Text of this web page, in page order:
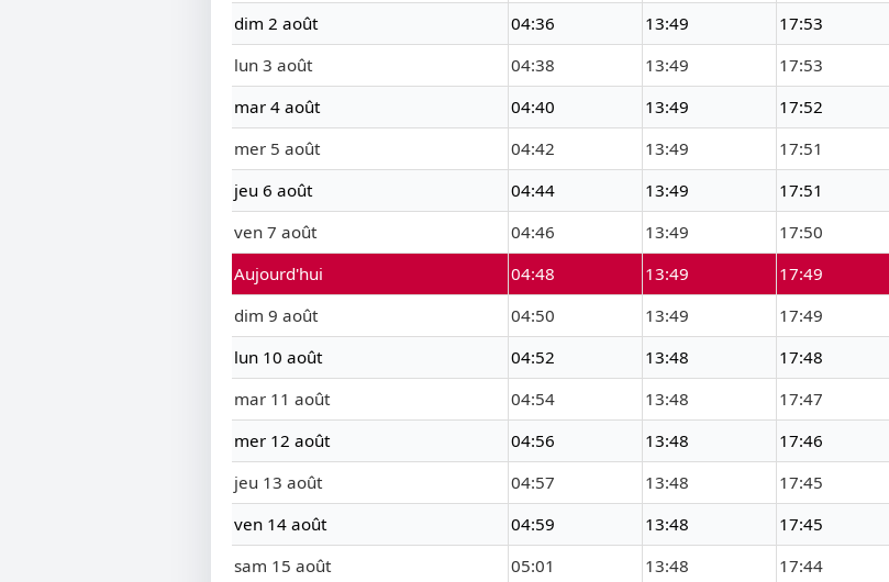
dim 2 août
04:36 13:49 17:53
lun 3 août
04:38 13:49 17:53
mar 4 août
04:40 13:49 17:52
mer 5 août
04:42 13:49 17:51
jeu 6 août
04:44 13:49 17:51
ven 7 août
04:46 13:49 17:50
Aujourd'hui
04:48 13:49 17:49
dim 9 août
04:50 13:49 17:49
lun 10 août
04:52 13:48 17:48
mar 11 août
04:54 13:48 17:47
mer 12 août
04:56 13:48 17:46
jeu 13 août
04:57 13:48 17:45
ven 14 août
04:59 13:48 17:45
sam 15 août
05:01 13:48 17:44